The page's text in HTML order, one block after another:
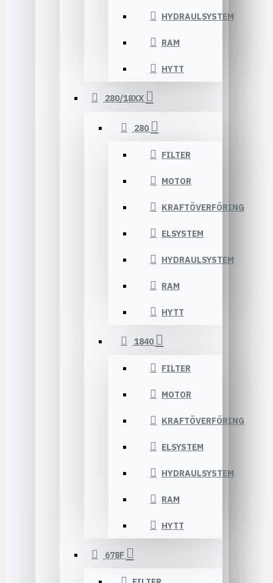
HYDRAULSYSTEM
RAM
HYTT
280/18XX
280
FILTER
MOTOR
KRAFTÖVERFÖRING
ELSYSTEM
HYDRAULSYSTEM
RAM
HYTT
1840
FILTER
MOTOR
KRAFTÖVERFÖRING
ELSYSTEM
HYDRAULSYSTEM
RAM
HYTT
678F